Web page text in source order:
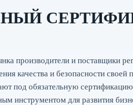
производители и поставщики
качества и безопасности своей
под обязательную
инструментом для развития